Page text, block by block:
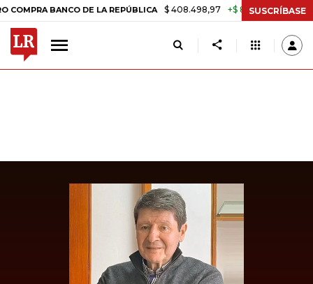
BANCO DE LA REPÚBLICA $ 408.498,97 +$ 8.753,81 +2,19%
SUSCRÍBASE